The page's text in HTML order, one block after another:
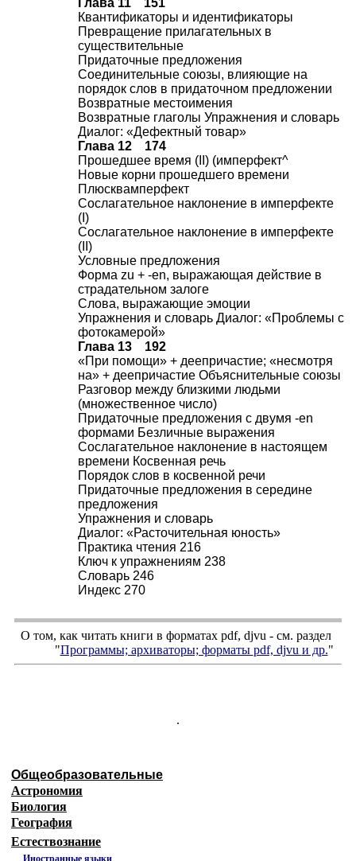
Глава 11 151
Квантификаторы и идентификаторы
Превращение прилагательных в
существительные
Придаточные предложения
Соединительные союзы, влияющие на
порядок слов в придаточном предложении
Возвратные местоимения
Возвратные глаголы Упражнения и словарь
Диалог: «Дефектный товар»
Глава 12 174
Прошедшее время (II) (имперфект^
Новые корни прошедшего времени
Плюсквамперфект
Сослагательное наклонение в имперфекте
(I)
Сослагательное наклонение в имперфекте
(II)
Условные предложения
Форма zu + -en, выражающая действие в
страдательном залоге
Слова, выражающие эмоции
Упражнения и словарь Диалог: «Проблемы с
фотокамерой»
Глава 13 192
«При помощи» + деепричастие; «несмотря
на» + деепричастие Объяснительные союзы
Разговор между близкими людьми
(множественное число)
Придаточные предложения с двумя -en
формами Безличные выражения
Сослагательное наклонение в настоящем
времени Косвенная речь
Порядок слов в косвенной речи
Придаточные предложения в середине
предложения
Упражнения и словарь
Диалог: «Расточительная юность»
Практика чтения 216
Ключ к упражнениям 238
Словарь 246
Индекс 270
О том, как читать книги в форматах pdf, djvu - см. раздел
"Программы; архиваторы; форматы pdf, djvu и др."
.
Общеобразовательные
Астрономия
Биология
География
Естествознание
Иностранные языки